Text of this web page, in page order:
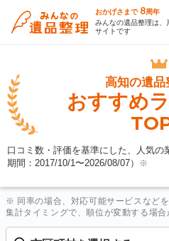
おかげさまで 8周年
みんなの遺品整理は、
サイトです
高知の遺品
おすすめ
口コミ数・評価を基準にした、人気
期間：2017/10/1〜2026/08/07） ※
※ 同率の場合、対応可能サービスなど
集計タイミングで、順位が変動する場合